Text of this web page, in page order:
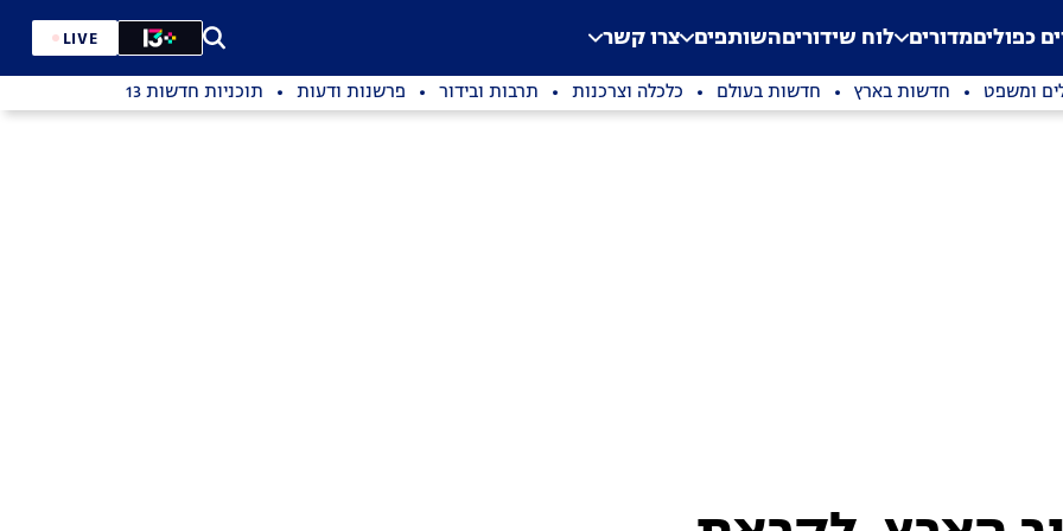
Application error: a
. כפוליםמדורים לוח שידוריםהשותפים צרו קשר LIVE
ומשפט חדשות בארץ חדשות בעולם כלכלה וצרכנות תרבות ובידור פרשנות ודעות תוכניות חדשות 13